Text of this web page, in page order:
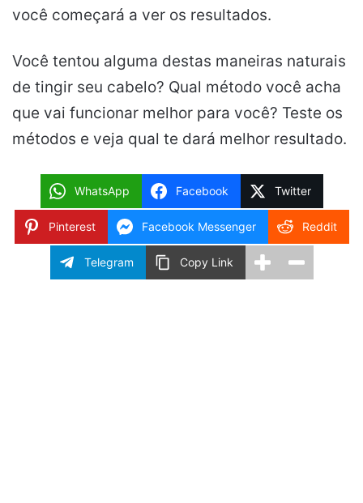
você começará a ver os resultados.
Você tentou alguma destas maneiras naturais
de tingir seu cabelo? Qual método você acha
que vai funcionar melhor para você? Teste os
métodos e veja qual te dará melhor resultado.
WhatsApp Facebook Twitter
Pinterest Facebook Messenger Reddit
Telegram Copy Link